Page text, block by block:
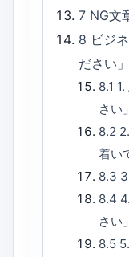
7 NG文
8 ビジ
ださい
8.1
さい」
8.2
着い
8.3
8.4
さい」
8.5